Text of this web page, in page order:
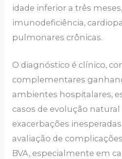
idade inferior a três
imunodeficiência,
pulmonares crônicas.
O diagnóstico é clínico,
complementares
ambientes hospitalares,
casos de evolução
exacerbações
avaliação de
BVA, especialmente em